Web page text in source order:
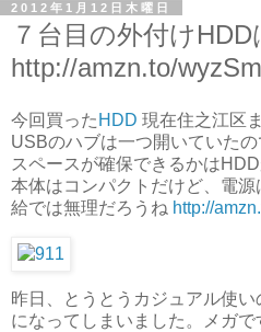
2012年1月12日木曜日
７台目の外付けHDD
http://amzn.to/
今回買った HDD 現在住之江区
USBのハブは一つ開いていた
スペースが確保できるかは
本体はコンパクトだけど、電
給では無理だろうね http://
昨日、とうとうカジュアル使
になってしまいました。メガ